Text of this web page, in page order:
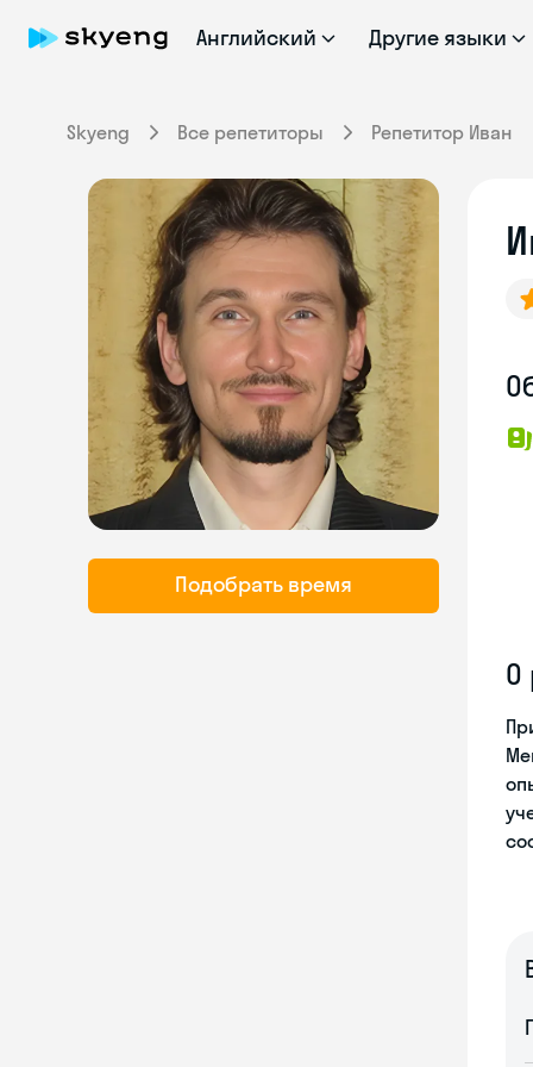
Английский Другие языки
Skyeng Все репетиторы Репетитор Иван
Подобрать время
О